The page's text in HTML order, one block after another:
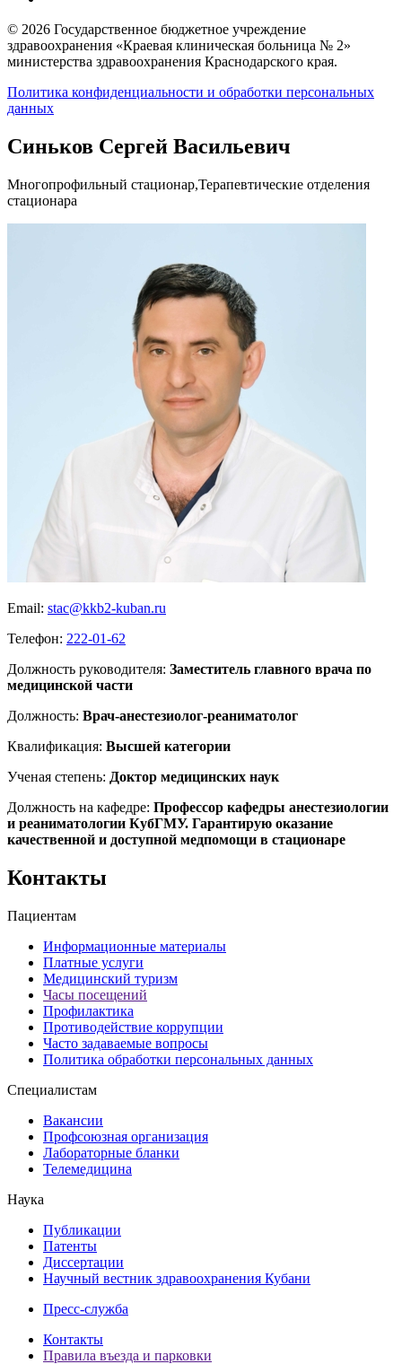
© 2026 Государственное бюджетное учреждение
здравоохранения «Краевая клиническая больница № 2»
министерства здравоохранения Краснодарского края.
Политика конфиденциальности и обработки персональных
данных
Синьков Сергей Васильевич
Многопрофильный стационар,Терапевтические отделения
стационара
Email: stac@kkb2-kuban.ru
Телефон: 222-01-62
Должность руководителя: Заместитель главного врача по
медицинской части
Должность: Врач-анестезиолог-реаниматолог
Квалификация: Высшей категории
Ученая степень: Доктор медицинских наук
Должность на кафедре: Профессор кафедры анестезиологии
и реаниматологии КубГМУ. Гарантирую оказание
качественной и доступной медпомощи в стационаре
Контакты
Пациентам
Информационные материалы
Платные услуги
Медицинский туризм
Часы посещений
Профилактика
Противодействие коррупции
Часто задаваемые вопросы
Политика обработки персональных данных
Специалистам
Вакансии
Профсоюзная организация
Лабораторные бланки
Телемедицина
Наука
Публикации
Патенты
Диссертации
Научный вестник здравоохранения Кубани
Пресс-служба
Контакты
Правила въезда и парковки